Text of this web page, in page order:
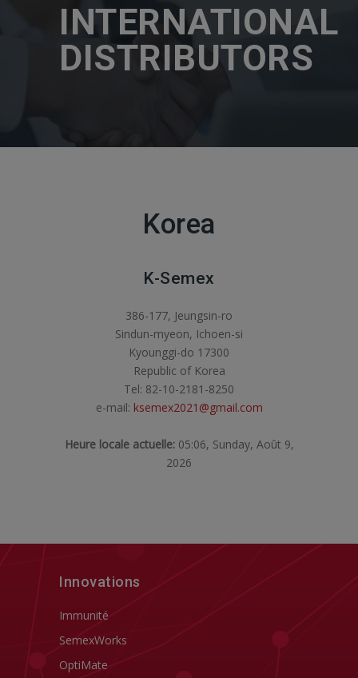
INTERNATIONAL
DISTRIBUTORS
Korea
K-Semex
386-177, Jeungsin-ro
Sindun-myeon, Ichoen-si
Kyounggi-do 17300
Republic of Korea
Tel: 82-10-2181-8250
e-mail: ksemex2021@gmail.com
Heure locale actuelle:05:06, Sunday, Août 9,
2026
Innovations
Immunité
SemexWorks
OptiMate